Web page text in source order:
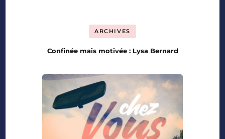
ARCHIVES
Confinée mais motivée : Lysa Bernard